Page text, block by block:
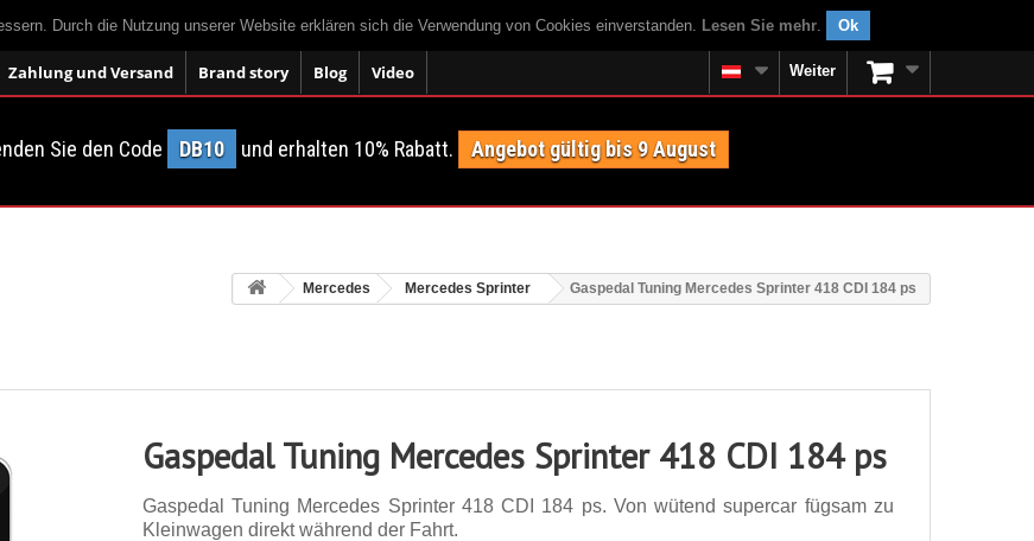
Durch die Nutzung unserer Website erklären sich die Verwendung von Cookies einverstanden. Lesen Sie mehr. Ok
Zahlung und Versand Brand story Blog Video Weiter
Sie den Code DB10 und erhalten 10% Rabatt. Angebot gültig bis 9 August
Mercedes Mercedes Sprinter Gaspedal Tuning Mercedes Sprinter 418 CDI 184 ps
Gaspedal Tuning Mercedes Sprinter 418 CDI 184 ps
Gaspedal Tuning Mercedes Sprinter 418 CDI 184 ps. Von wütend supercar fügsam zu
Kleinwagen direkt während der Fahrt.